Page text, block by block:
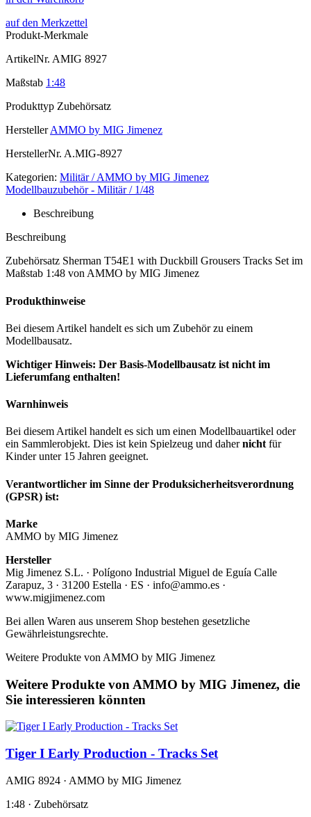
auf den Merkzettel
Produkt-Merkmale
ArtikelNr. AMIG 8927
Maßstab 1:48
Produkttyp Zubehörsatz
Hersteller AMMO by MIG Jimenez
HerstellerNr. A.MIG-8927
Kategorien: Militär / AMMO by MIG Jimenez
Modellbauzubehör - Militär / 1/48
Beschreibung
Beschreibung
Zubehörsatz Sherman T54E1 with Duckbill Grousers Tracks Set im
Maßstab 1:48 von AMMO by MIG Jimenez
Produkthinweise
Bei diesem Artikel handelt es sich um Zubehör zu einem
Modellbausatz.
Wichtiger Hinweis: Der Basis-Modellbausatz ist nicht im
Lieferumfang enthalten!
Warnhinweis
Bei diesem Artikel handelt es sich um einen Modellbauartikel oder
ein Sammlerobjekt. Dies ist kein Spielzeug und dahernicht für
Kinder unter 15 Jahren geeignet.
Verantwortlicher im Sinne der Produksicherheitsverordnung
(GPSR) ist:
Marke
AMMO by MIG Jimenez
Hersteller
Mig Jimenez S.L. · Polígono Industrial Miguel de Eguía Calle
Zarapuz, 3 · 31200 Estella · ES · info@ammo.es ·
www.migjimenez.com
Bei allen Waren aus unserem Shop bestehen gesetzliche
Gewährleistungsrechte.
Weitere Produkte von AMMO by MIG Jimenez
Weitere Produkte von AMMO by MIG Jimenez, die
Sie interessieren könnten
Tiger I Early Production - Tracks Set
AMIG 8924 · AMMO by MIG Jimenez
1:48 · Zubehörsatz